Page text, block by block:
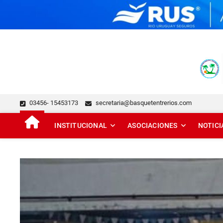
FEDERACIÓN DE
03456- 15453173 secretaria@basquetentrerios.com
INSTITUCIONAL ASOCIACIONES